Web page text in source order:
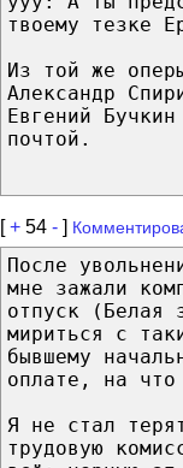
твоему тезке
Из той же
Александр
Евгений
почтой.
[+ 54 - ]
После
мне зажали
отпуск (Белая
мириться с
бывшему
оплате, на что
Я не стал
трудовую